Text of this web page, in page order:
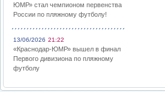
ЮМР» стал чемпионом первенства
России по пляжному футболу!
13/06/2026 21:22
«Краснодар-ЮМР» вышел в финал
Первого дивизиона по пляжному
футболу